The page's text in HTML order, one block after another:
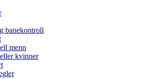
banekontroll
menn
kvinner